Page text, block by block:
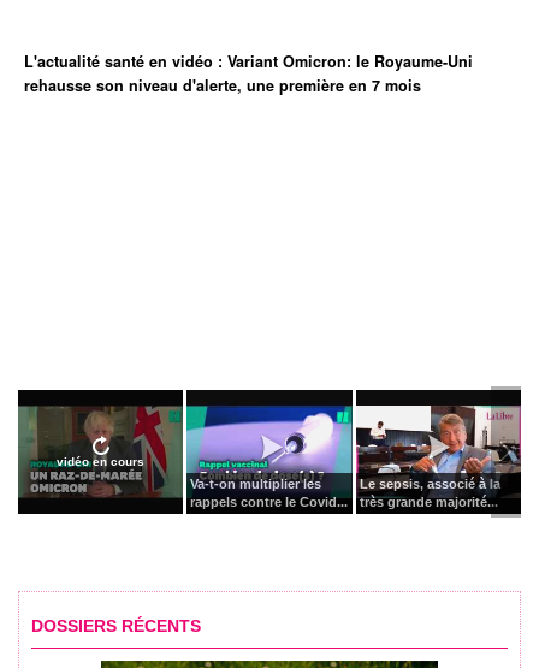
L'actualité santé en vidéo : Variant Omicron: le Royaume-Uni
rehausse son niveau d'alerte, une première en 7 mois
vidéo en cours
Va-t-on multiplier les
rappels contre le Covid...
Le sepsis, associé à la
très grande majorité...
DOSSIERS RÉCENTS